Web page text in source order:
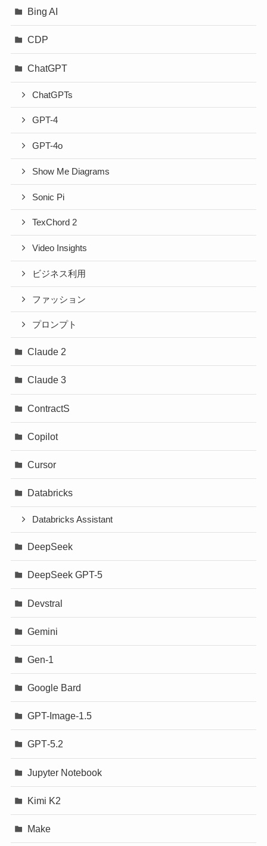
Bing AI
CDP
ChatGPT
ChatGPTs
GPT-4
GPT-4o
Show Me Diagrams
Sonic Pi
TexChord 2
Video Insights
ビジネス利用
ファッション
プロンプト
Claude 2
Claude 3
ContractS
Copilot
Cursor
Databricks
Databricks Assistant
DeepSeek
DeepSeek GPT-5
Devstral
Gemini
Gen-1
Google Bard
GPT-Image-1.5
GPT‐5.2
Jupyter Notebook
Kimi K2
Make